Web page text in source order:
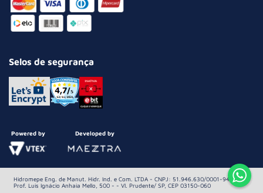
Selos de segurança
Powered by Developed by
Hidromepe Eng. de Manut. Hidr. Ind. e Com. LTDA - CNPJ: 51.946.630/0001-94 Av.
Prof. Luis Ignácio Anhaia Mello, 500 - - Vl. Prudente/ SP, CEP 03150-060